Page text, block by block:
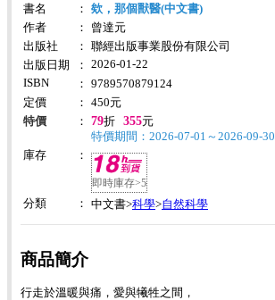
書名 ：
欸，那個獸醫(中文書)
作者
：
曾達元
出版社
：
聯經出版事業股份有限公司
出版日期
：
2026-01-22
ISBN
：
9789570879124
定價
： 450元
特價
： 79折 355元
特價期間：2026-07-01～2026-09-30
庫存
：
即時庫存>5
分類
： 中文書>科學>自然科學
商品簡介
行走於溫暖與痛，愛與犧牲之間，